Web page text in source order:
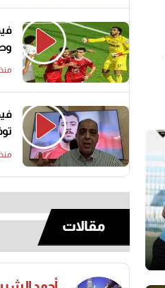
منذ19 ساعة
منذ19 ساعة
مقالات